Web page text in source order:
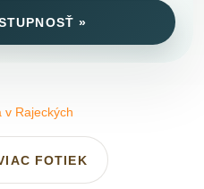
»
FOTIEK